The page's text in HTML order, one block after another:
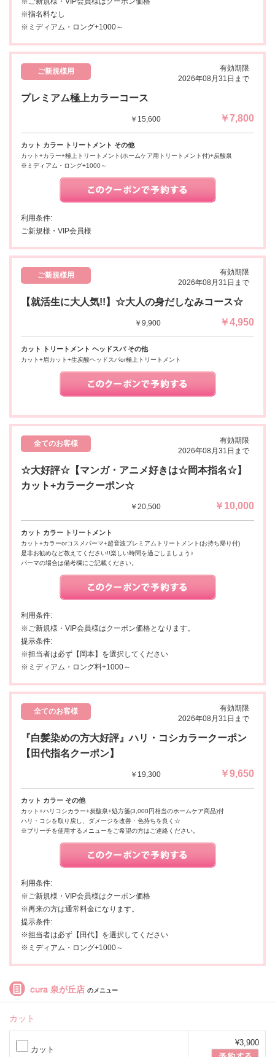
※指名料なし
※ミディアム・ロング+1000～
ご新規様用
有効期限
2026年08月31日まで
プレミアム極上カラーコース
￥15,600 ￥7,800
カット カラー トリートメント その他
カット+カラー+極上トリートメント(ホームケア用トリートメント付)+炭酸泉
※ミディアム・ロング+1000～
利用条件:
ご新規様・VIP会員様
ご新規様用
有効期限
2026年08月31日まで
【就活生に大人気!!】☆大人の身だしなみコース☆
￥9,900 ￥4,950
カット トリートメント ヘッドスパ その他
カット+眉カット+生炭酸ヘッドスパor極上トリートメント
全てのお客様
有効期限
2026年08月31日まで
☆大好評☆【マンガ・アニメ好きは☆岡本指名☆】
カット+カラークーポン☆
￥20,500 ￥10,000
カット カラー トリートメント
カット+カラーorコスメパーマ+超音波プレミアムトリートメント(お持ち帰り付)
是非お勧めなど教えてください!!楽しい時間を過ごしましょう♪
パーマの場合は備考欄にご記載ください。
利用条件:
※ご新規様・VIP会員様はクーポン価格となります。
提示条件:
※担当者は必ず【岡本】を選択してください
※ミディアム・ロング料+1000～
全てのお客様
有効期限
2026年08月31日まで
『白髪染めの方大好評』ハリ・コシカラークーポン
【田代指名クーポン】
￥19,300 ￥9,650
カット カラー その他
カット+ハリコシカラー+炭酸泉+処方箋(3,000円相当のホームケア商品)付
ハリ・コシを取り戻し、ダメージを改善・色持ちを良く☆
※ブリーチを使用するメニューをご希望の方はご連絡ください。
利用条件:
※ご新規様・VIP会員様はクーポン価格
※再来の方は通常料金になります。
提示条件:
※担当者は必ず【田代】を選択してください
※ミディアム・ロング+1000～
cura 泉が丘店 のメニュー
カット
カット
¥3,900